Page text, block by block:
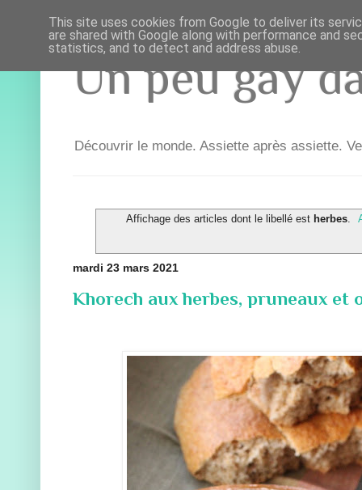
Un peu gay
Découvrir le monde. Assiette après assiette.
Affichage des articles dont le libellé est herbes.
mardi 23 mars 2021
Khorech aux herbes, pruneaux et
This site uses cookies from Google to deliver its
are shared with Google along with performance and
statistics, and to detect and address abuse.